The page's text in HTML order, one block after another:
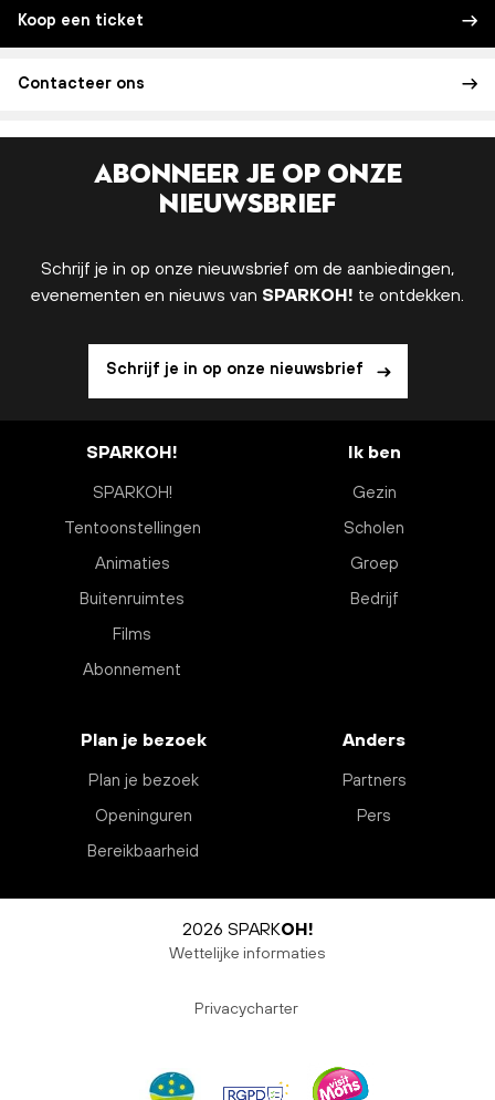
Koop een ticket
Contacteer ons
Abonneer je op onze
nieuwsbrief
Schrijf je in op onze nieuwsbrief om de aanbiedingen,
evenementen en nieuws van SPARKOH! te ontdekken.
Schrijf je in op onze nieuwsbrief
SPARKOH!
SPARKOH!
Tentoonstellingen
Animaties
Buitenruimtes
Films
Abonnement
Ik ben
Gezin
Scholen
Groep
Bedrijf
Plan je bezoek
Plan je bezoek
Openinguren
Bereikbaarheid
Anders
Partners
Pers
2026 SPARKOH!
Wettelijke informaties
Privacycharter